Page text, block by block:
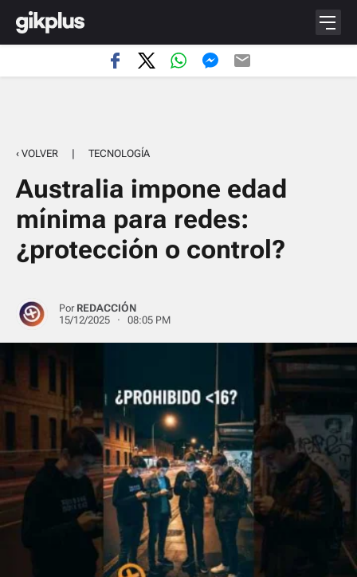
‹ VOLVER | TECNOLOGÍA
Australia impone edad
mínima para redes:
¿protección o control?
Por REDACCIÓN
15/12/2025 · 08:05 PM